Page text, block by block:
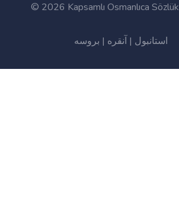
© 2026 Kapsamlı Osmanlıca Sözlük
استانبول | آنقره | بروسه